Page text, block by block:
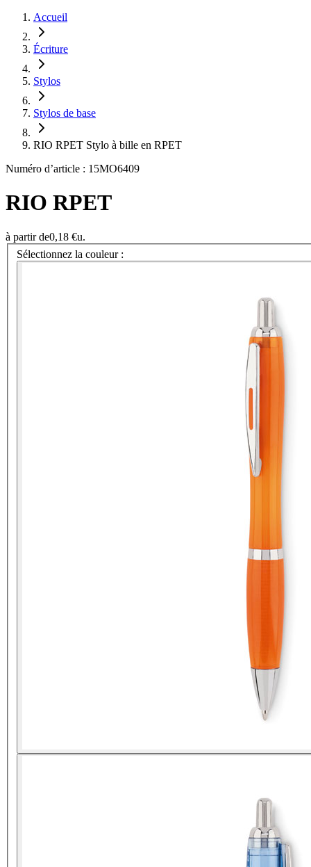
Accueil
Écriture
Stylos
Stylos de base
RIO RPET Stylo à bille en RPET
Numéro d’article : 15MO6409
RIO RPET
à partir de0,18 €u.
Sélectionnez la couleur :